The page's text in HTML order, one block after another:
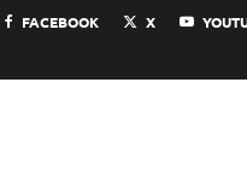
FACEBOOK X